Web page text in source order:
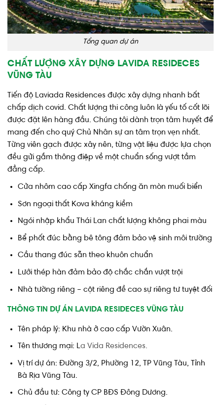
Tổng quan dự án
CHẤT LƯỢNG XÂY DỰNG LAVIDA RESIDECES
VŨNG TÀU
Tiến độ Laviada Residences được xây dựng nhanh bất
chấp dịch covid. Chất lượng thi công luôn là yếu tố cốt lõi
được đặt lên hàng đầu. Chúng tôi dành trọn tâm huyết để
mang đến cho quý Chủ Nhân sự an tâm trọn vẹn nhất.
Từng viên gạch được xây nên, từng vật liệu được lựa chọn
đều gửi gắm thông điệp về một chuẩn sống vượt tầm
đẳng cấp.
Cửa nhôm cao cấp Xingfa chống ăn mòn muối biển
Sơn ngoại thất Kova kháng kiềm
Ngói nhập khẩu Thái Lan chất lượng không phai màu
Bể phốt đúc bằng bê tông đảm bảo vệ sinh môi trường
Cầu thang đúc sẵn theo khuôn chuẩn
Lưới thép hàn đảm bảo độ chắc chắn vượt trội
Nhà tường riêng – cột riêng đề cao sự riêng tư tuyệt đối
THÔNG TIN DỰ ÁN LAVIDA RESIDECES VŨNG TÀU
Tên pháp lý: Khu nhà ở cao cấp Vườn Xuân.
Tên thương mại: La Vida Residences.
Vị trí dự án: Đường 3/2, Phường 12, TP Vũng Tàu, Tỉnh
Bà Rịa Vũng Tàu.
Chủ đầu tư: Công ty CP BĐS Đông Dương.